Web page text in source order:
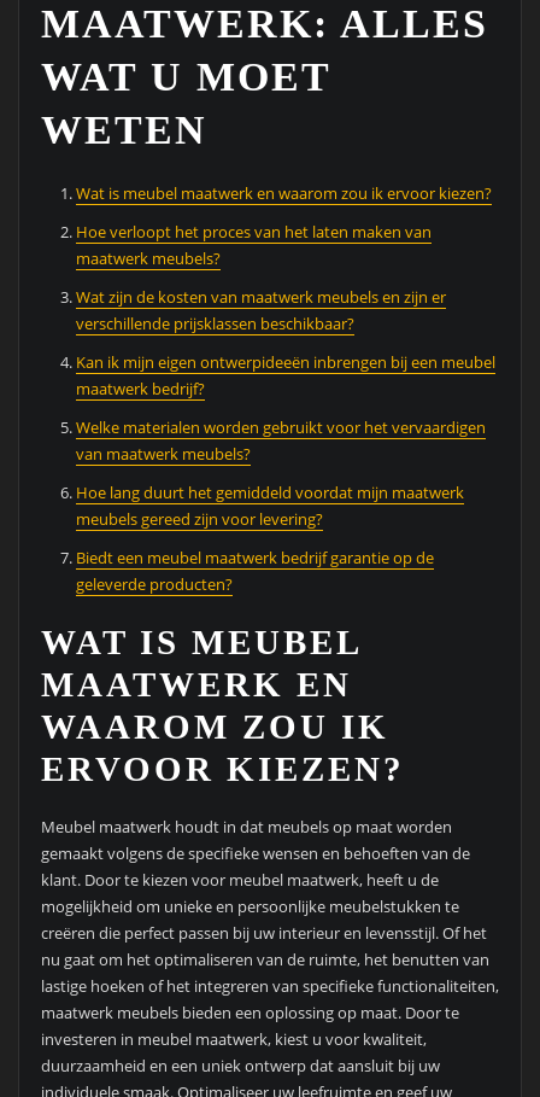
MAATWERK: ALLES
WAT U MOET
WETEN
Wat is meubel maatwerk en waarom zou ik ervoor kiezen?
Hoe verloopt het proces van het laten maken van
maatwerk meubels?
Wat zijn de kosten van maatwerk meubels en zijn er
verschillende prijsklassen beschikbaar?
Kan ik mijn eigen ontwerpideeën inbrengen bij een meubel
maatwerk bedrijf?
Welke materialen worden gebruikt voor het vervaardigen
van maatwerk meubels?
Hoe lang duurt het gemiddeld voordat mijn maatwerk
meubels gereed zijn voor levering?
Biedt een meubel maatwerk bedrijf garantie op de
geleverde producten?
WAT IS MEUBEL
MAATWERK EN
WAAROM ZOU IK
ERVOOR KIEZEN?
Meubel maatwerk houdt in dat meubels op maat worden
gemaakt volgens de specifieke wensen en behoeften van de
klant. Door te kiezen voor meubel maatwerk, heeft u de
mogelijkheid om unieke en persoonlijke meubelstukken te
creëren die perfect passen bij uw interieur en levensstijl. Of het
nu gaat om het optimaliseren van de ruimte, het benutten van
lastige hoeken of het integreren van specifieke functionaliteiten,
maatwerk meubels bieden een oplossing op maat. Door te
investeren in meubel maatwerk, kiest u voor kwaliteit,
duurzaamheid en een uniek ontwerp dat aansluit bij uw
individuele smaak. Optimaliseer uw leefruimte en geef uw